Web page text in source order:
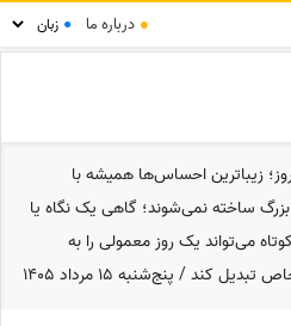
● درباره ما ●
زیباترین احساس‌ها همیشه با
ساخته نمی‌شوند؛ گاهی یک نگاه یا
می‌تواند یک روز معمولی را به
کند / پنج‌شنبه 15 مرداد 1405